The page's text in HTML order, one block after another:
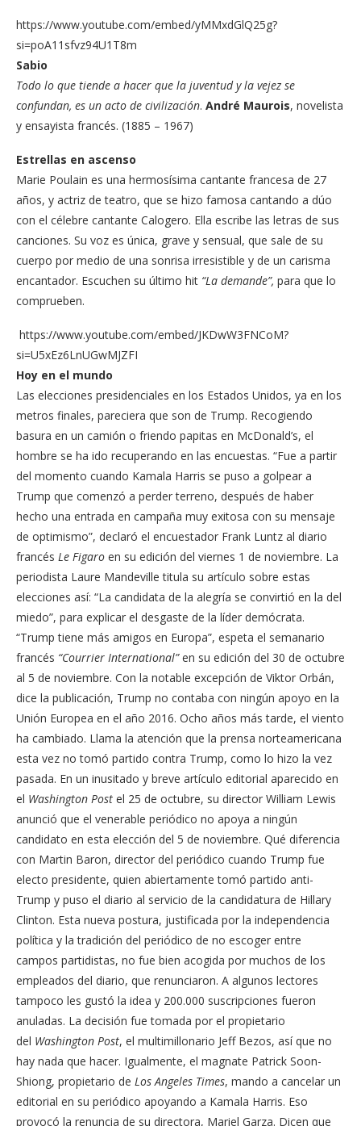
https://www.youtube.com/embed/yMMxdGlQ25g?
si=poA11sfvz94U1T8m
Sabio
Todo lo que tiende a hacer que la juventud y la vejez se
confundan, es un acto de civilización. André Maurois, novelista
y ensayista francés. (1885 – 1967)
Estrellas en ascenso
Marie Poulain es una hermosísima cantante francesa de 27
años, y actriz de teatro, que se hizo famosa cantando a dúo
con el célebre cantante Calogero. Ella escribe las letras de sus
canciones. Su voz es única, grave y sensual, que sale de su
cuerpo por medio de una sonrisa irresistible y de un carisma
encantador. Escuchen su último hit “La demande”, para que lo
comprueben.
https://www.youtube.com/embed/JKDwW3FNCoM?
si=U5xEz6LnUGwMJZFI
Hoy en el mundo
Las elecciones presidenciales en los Estados Unidos, ya en los
metros finales, pareciera que son de Trump. Recogiendo
basura en un camión o friendo papitas en McDonald’s, el
hombre se ha ido recuperando en las encuestas. “Fue a partir
del momento cuando Kamala Harris se puso a golpear a
Trump que comenzó a perder terreno, después de haber
hecho una entrada en campaña muy exitosa con su mensaje
de optimismo”, declaró el encuestador Frank Luntz al diario
francés Le Figaro en su edición del viernes 1 de noviembre. La
periodista Laure Mandeville titula su artículo sobre estas
elecciones así: “La candidata de la alegría se convirtió en la del
miedo”, para explicar el desgaste de la líder demócrata.
“Trump tiene más amigos en Europa”, espeta el semanario
francés “Courrier International”en su edición del 30 de octubre
al 5 de noviembre. Con la notable excepción de Viktor Orbán,
dice la publicación, Trump no contaba con ningún apoyo en la
Unión Europea en el año 2016. Ocho años más tarde, el viento
ha cambiado. Llama la atención que la prensa norteamericana
esta vez no tomó partido contra Trump, como lo hizo la vez
pasada. En un inusitado y breve artículo editorial aparecido en
el Washington Post el 25 de octubre, su director William Lewis
anunció que el venerable periódico no apoya a ningún
candidato en esta elección del 5 de noviembre. Qué diferencia
con Martin Baron, director del periódico cuando Trump fue
electo presidente, quien abiertamente tomó partido anti-
Trump y puso el diario al servicio de la candidatura de Hillary
Clinton. Esta nueva postura, justificada por la independencia
política y la tradición del periódico de no escoger entre
campos partidistas, no fue bien acogida por muchos de los
empleados del diario, que renunciaron. A algunos lectores
tampoco les gustó la idea y 200.000 suscripciones fueron
anuladas. La decisión fue tomada por el propietario
del Washington Post, el multimillonario Jeff Bezos, así que no
hay nada que hacer. Igualmente, el magnate Patrick Soon-
Shiong, propietario de Los Angeles Times, mando a cancelar un
editorial en su periódico apoyando a Kamala Harris. Eso
provocó la renuncia de su directora, Mariel Garza. Dicen que